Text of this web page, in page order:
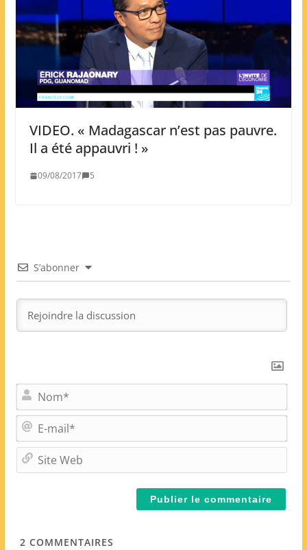
VIDEO. « Madagascar n’est pas pauvre.
Il a été appauvri ! »
09/08/2017 5
S’abonner
o
m
-
m
i
2 COMMENTAIRES